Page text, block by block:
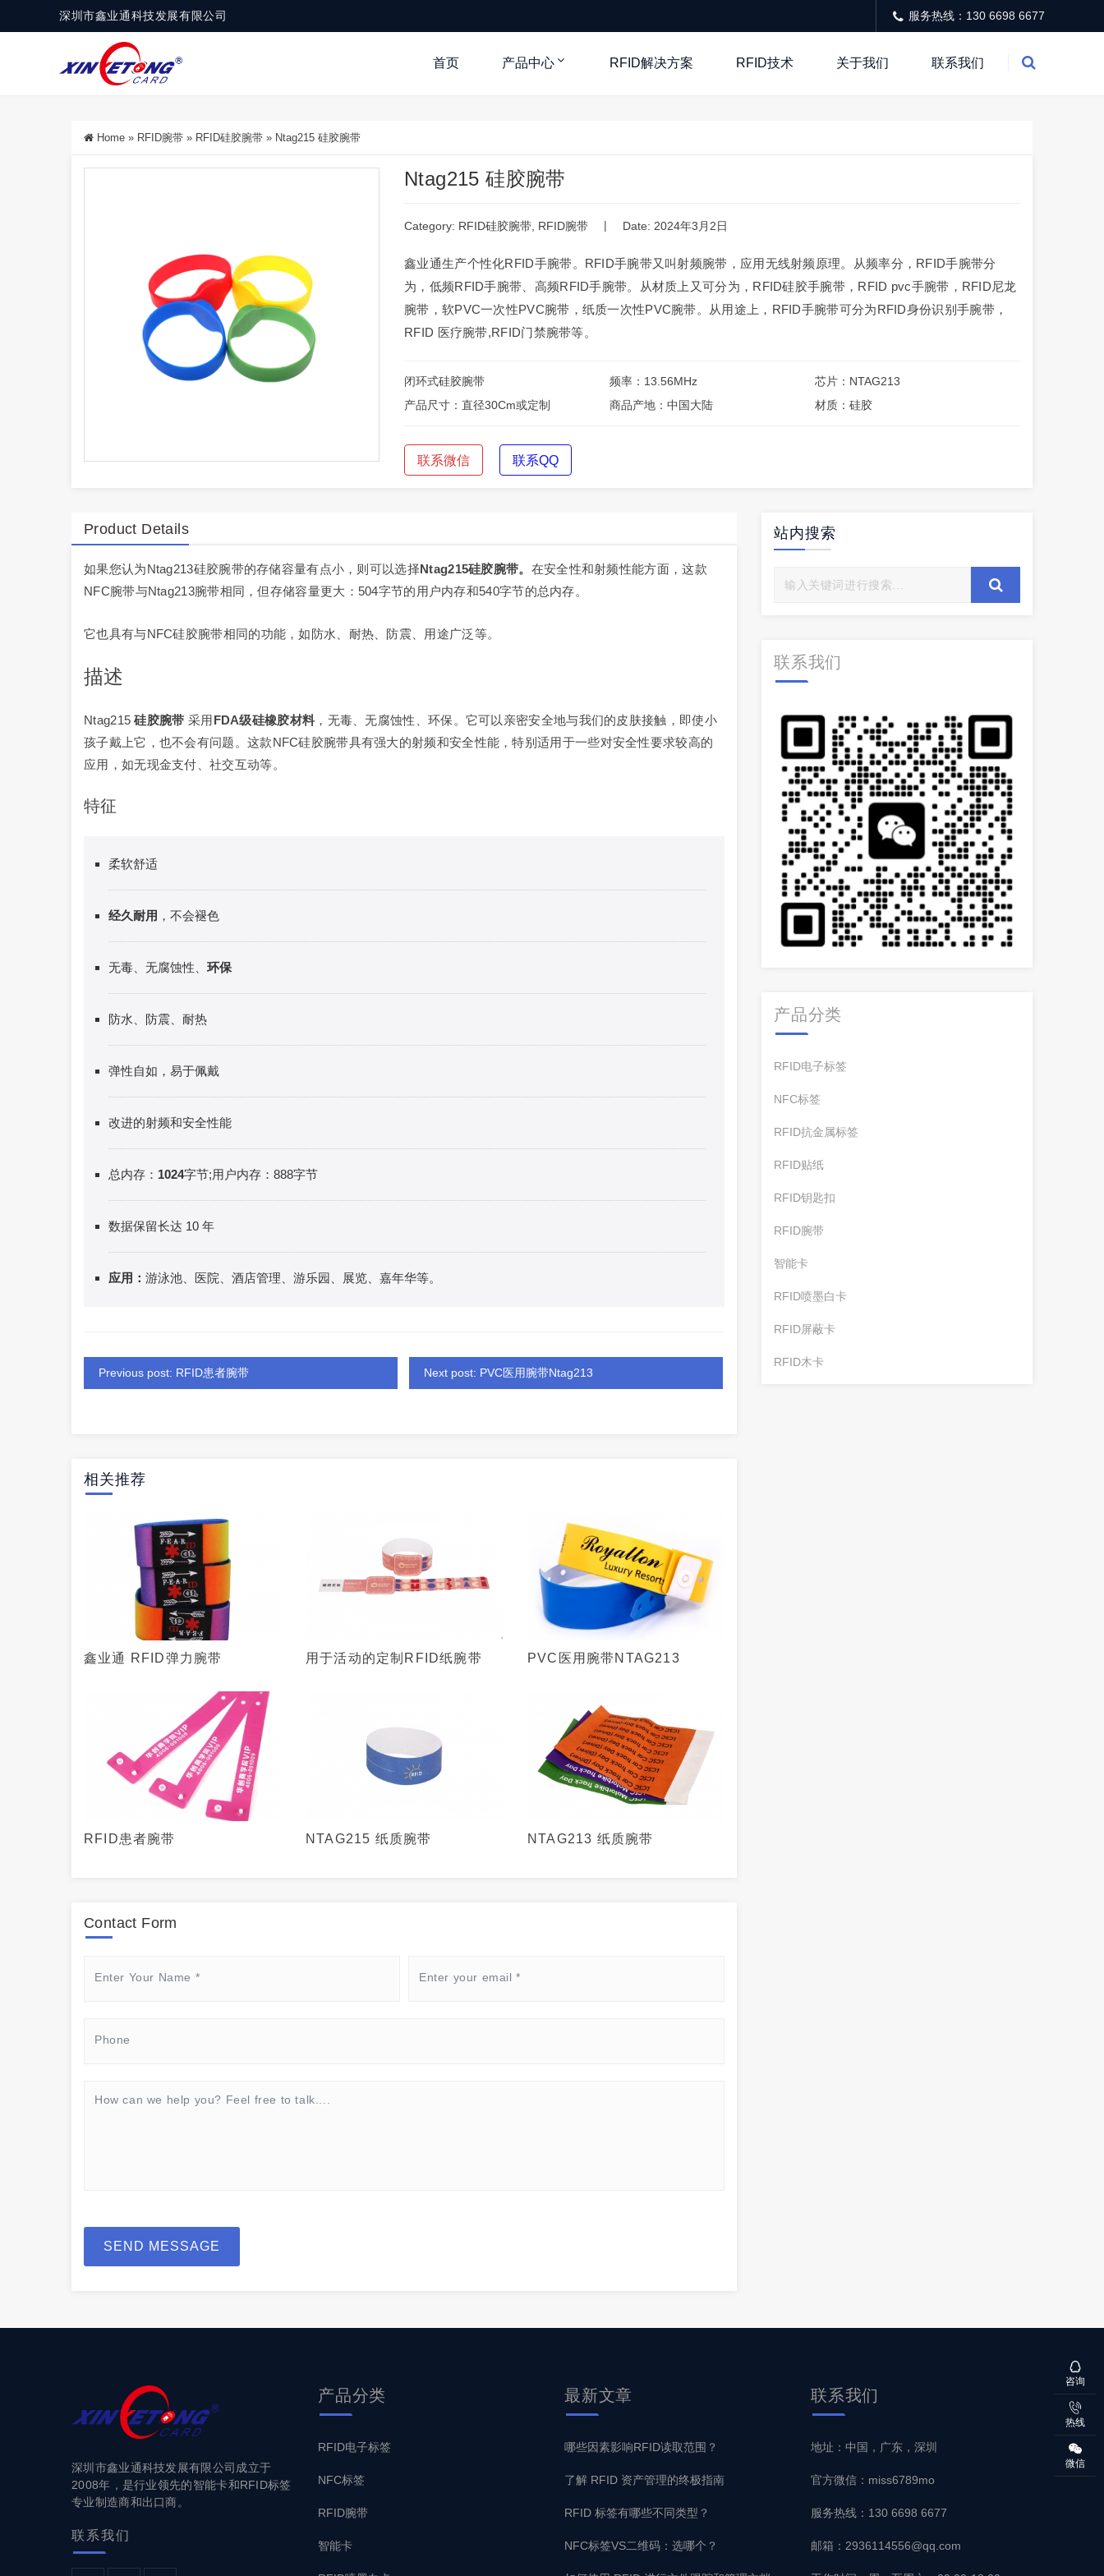
深圳市鑫业通科技发展有限公司 服务热线：130 6698 6677
首页 产品中心 RFID解决方案 RFID技术 关于我们 联系我们
Home » RFID腕带 » RFID硅胶腕带 » Ntag215 硅胶腕带
Ntag215 硅胶腕带
Category: RFID硅胶腕带 RFID腕带 | Date: 2024年3月2日
鑫业通生产个性化RFID手腕带。RFID手腕带又叫射频腕带，应用无线射频原理。从频率分，RFID手腕带分
为，低频RFID手腕带、高频RFID手腕带。从材质上又可分为，RFID硅胶手腕带，RFID pvc手腕带，RFID尼龙
腕带，软PVC一次性PVC腕带，纸质一次性PVC腕带。从用途上，RFID手腕带可分为RFID身份识别手腕带，
RFID 医疗腕带,RFID门禁腕带等。
闭环式硅胶腕带 频率：13.56MHz
芯片：NTAG213
产品尺寸：直径30Cm或定制
商品产地：中国大陆 材质：硅胶
联系微信 联系QQ
Product Details
如果您认为Ntag213硅胶腕带的存储容量有点小，则可以选择Ntag215硅胶腕带。 在安全性和射频性能方面，这款
NFC腕带与Ntag213腕带相同，但存储容量更大：504字节的用户内存和540字节的总内存。
它也具有与NFC硅胶腕带相同的功能，如防水、耐热、防震、用途广泛等。
描述
Ntag215硅胶腕带 采用 FDA级硅橡胶材料 ，无毒、无腐蚀性、环保。它可以亲密安全地与我们的皮肤接触，即使小
孩子戴上它，也不会有问题。这款NFC硅胶腕带具有强大的射频和安全性能，特别适用于一些对安全性要求较高的
应用，如无现金支付、社交互动等。
特征
柔软舒适
经久耐用 ，不会褪色
无毒、无腐蚀性、 环保
防水、防震、耐热
弹性自如，易于佩戴
改进的射频和安全性能
总内存： 1024字节;用户内存：888字节
数据保留长达 10 年
应用： 游泳池、医院、酒店管理、游乐园、展览、嘉年华等。
Previous post: RFID患者腕带 Next post: PVC医用腕带Ntag213
相关推荐
鑫业通 RFID弹力腕带 用于活动的定制RFID纸腕带 PVC医用腕带NTAG213
RFID患者腕带 NTAG215 纸质腕带 NTAG213 纸质腕带
Contact Form
SEND MESSAGE
站内搜索
联系我们
产品分类
RFID电子标签
NFC标签
RFID抗金属标签
RFID贴纸
RFID钥匙扣
RFID腕带
智能卡
RFID喷墨白卡
RFID屏蔽卡
RFID木卡
深圳市鑫业通科技发展有限公司成立于
2008年，是行业领先的智能卡和RFID标签
专业制造商和出口商。
联系我们
产品分类
RFID电子标签
NFC标签
RFID腕带
智能卡
最新文章
哪些因素影响RFID读取范围？
了解 RFID 资产管理的终极指南
RFID 标签有哪些不同类型？
NFC标签VS二维码：选哪个？
联系我们
地址：中国，广东，深圳
官方微信：miss6789mo
服务热线：130 6698 6677
邮箱：2936114556@qq.com
咨询
热线
微信